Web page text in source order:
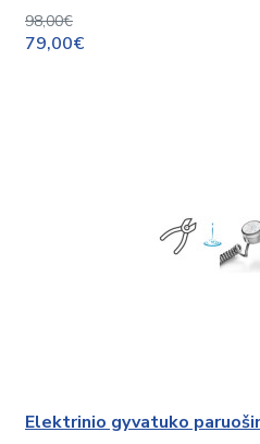
98,00€
79,00€
Elektrinio gyvatuko